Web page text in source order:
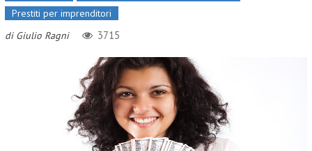
Prestiti per imprenditori
di Giulio Ragni 3715